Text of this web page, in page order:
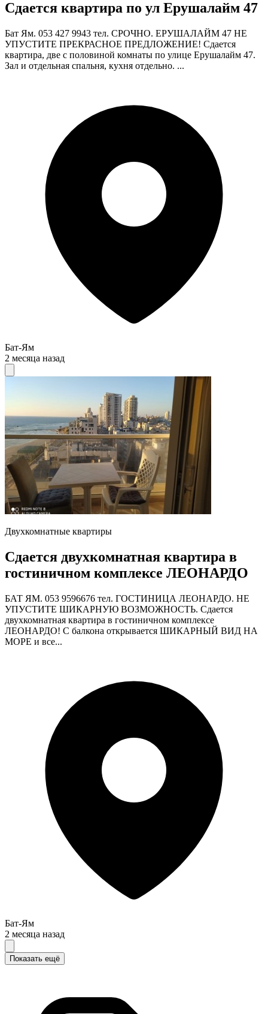
Сдается квартира по ул Ерушалайм 47
Бат Ям. 053 427 9943 тел. СРОЧНО. ЕРУШАЛАЙМ 47 НЕ
УПУСТИТЕ ПРЕКРАСНОЕ ПРЕДЛОЖЕНИЕ! Сдается
квартира, две с половиной комнаты по улице Ерушалайм 47.
Зал и отдельная спальня, кухня отдельно. ...
Бат-Ям
2 месяца назад
Двухкомнатные квартиры
Сдается двухкомнатная квартира в
гостиничном комплексе ЛЕОНАРДО
БАТ ЯМ. 053 9596676 тел. ГОСТИНИЦА ЛЕОНАРДО. НЕ
УПУСТИТЕ ШИКАРНУЮ ВОЗМОЖНОСТЬ. Сдается
двухкомнатная квартира в гостиничном комплексе
ЛЕОНАРДО! С балкона открывается ШИКАРНЫЙ ВИД НА
МОРЕ и все...
Бат-Ям
2 месяца назад
Показать ещё